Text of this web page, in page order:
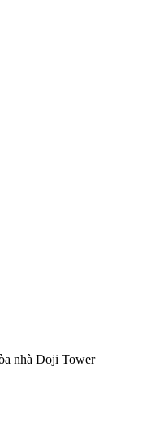
nhà Doji Tower